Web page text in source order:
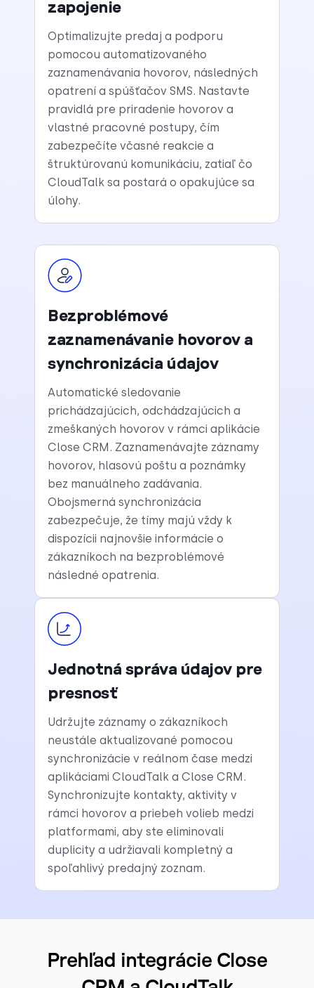
zapojenie
Optimalizujte predaj a podporu
pomocou automatizovaného
zaznamenávania hovorov, následných
opatrení a spúšťačov SMS. Nastavte
pravidlá pre priradenie hovorov a
vlastné pracovné postupy, čím
zabezpečíte včasné reakcie a
štruktúrovanú komunikáciu, zatiaľ čo
CloudTalk sa postará o opakujúce sa
úlohy.
Bezproblémové
zaznamenávanie hovorov a
synchronizácia údajov
Automatické sledovanie
prichádzajúcich, odchádzajúcich a
zmeškaných hovorov v rámci aplikácie
Close CRM. Zaznamenávajte záznamy
hovorov, hlasovú poštu a poznámky
bez manuálneho zadávania.
Obojsmerná synchronizácia
zabezpečuje, že tímy majú vždy k
dispozícii najnovšie informácie o
zákazníkoch na bezproblémové
následné opatrenia.
Jednotná správa údajov pre
presnosť
Udržujte záznamy o zákazníkoch
neustále aktualizované pomocou
synchronizácie v reálnom čase medzi
aplikáciami CloudTalk a Close CRM.
Synchronizujte kontakty, aktivity v
rámci hovorov a priebeh volieb medzi
platformami, aby ste eliminovali
duplicity a udržiavali kompletný a
spoľahlivý predajný zoznam.
Prehľad integrácie Close